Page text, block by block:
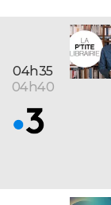
04h35
04h40